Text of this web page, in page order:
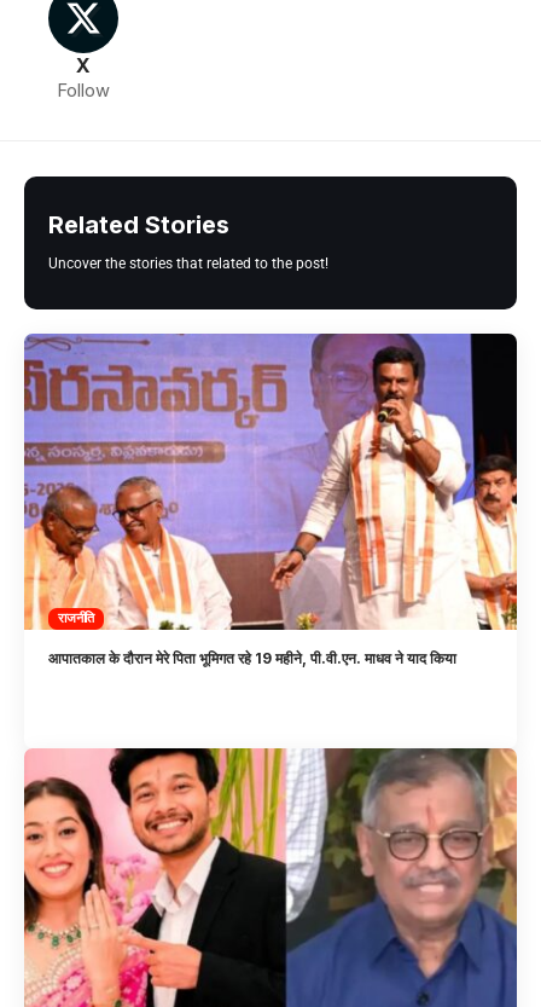
X
Follow
Related Stories
Uncover the stories that related to the post!
राजनीति
आपातकाल के दौरान मेरे पिता भूमिगत रहे 19 महीने, पी.वी.एन. माधव ने याद किया